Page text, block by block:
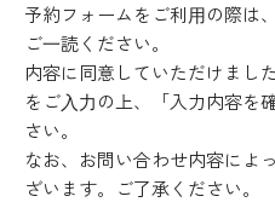
滑り止め材料販売
カタログ&SDSダウンロード
施工実績・コラム
予約フォームをご利⽤の際は
ご⼀読ください。
内容に同意していただけまし
をご⼊⼒の上、「入力内容を
さい。
なお、お問い合わせ内容によ
ざいます。ご了承ください。